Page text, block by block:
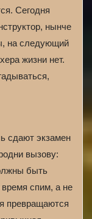
Сегодня
нынче
на следующий
жизни нет.
сдают экзамен
вызову:
быть
спим, а не
превращаются